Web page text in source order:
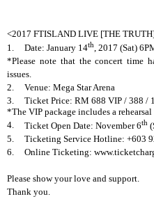
<2017 FTISLAND LIVE [THE
1.
Date: January 14th, 2017 (Sat)
*Please note that the concert time
issues.
2.
Venue: Mega Star Arena
3.
Ticket Price: RM 688 VIP / 388 /
*The VIP package includes a
4.
Ticket Open Date: November 6th
5.
Ticketing Service Hotline: +603
6.
Online Ticketing: www.
Please show your love and support.
Thank you.